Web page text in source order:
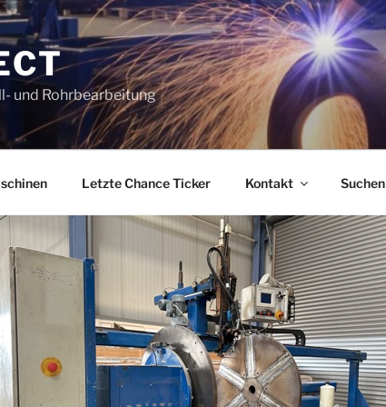
und Rohrbearbeitung
Letzte Chance Ticker Kontakt Suchen